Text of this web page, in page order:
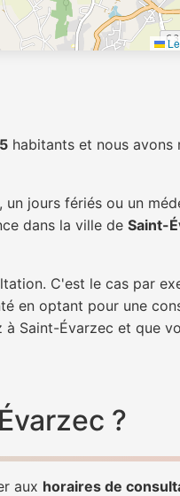
habitants et nous avons
un jours fériés ou un
dans la ville de Saint-
C'est le cas par
en optant pour une
Saint-Évarzec et que
?
aux horaires de